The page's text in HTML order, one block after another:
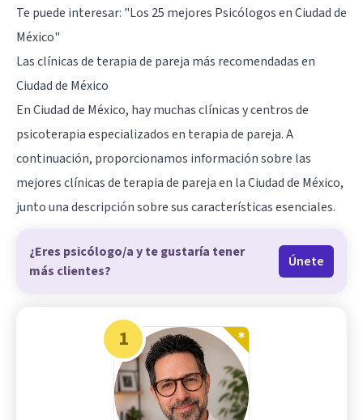
Te puede interesar: "Los 25 mejores Psicólogos en Ciudad de
México"
Las clínicas de terapia de pareja más recomendadas en
Ciudad de México
En Ciudad de México, hay muchas clínicas y centros de
psicoterapia especializados en terapia de pareja. A
continuación, proporcionamos información sobre las
mejores clínicas de terapia de pareja en la Ciudad de México,
junto una descripción sobre sus características esenciales.
¿Eres psicólogo/a y te gustaría tener
más clientes?
Únete
1